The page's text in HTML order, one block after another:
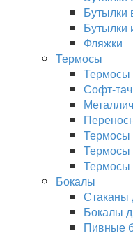
Бутылки
Бутылки
Фляжки
Термосы
Термосы
Софт-
Термосы
Термосы
Термосы
Бокалы
Стаканы
Бокалы
Пивные